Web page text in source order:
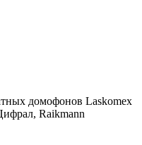
домофонов Laskomex
Raikmann